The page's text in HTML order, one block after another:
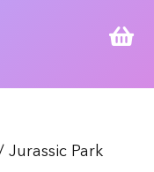

Jurassic Park